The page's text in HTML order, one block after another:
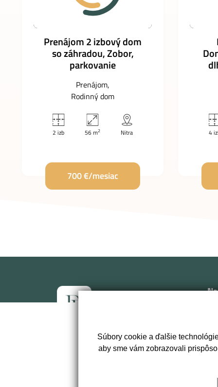
Prenájom 2 izbový dom
so záhradou, Zobor,
parkovanie
Prenájom
Rodinný dom
2 izb 56 m2 Nitra
700 €/mesiac
4
+421 903 447 906
Súbory cookie a ďalšie
aby sme vám zobrazovali